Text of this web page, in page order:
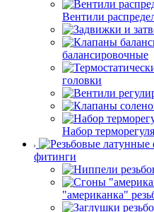
Вентили
балансировочные
головки
Набор
фитинги
"американка"